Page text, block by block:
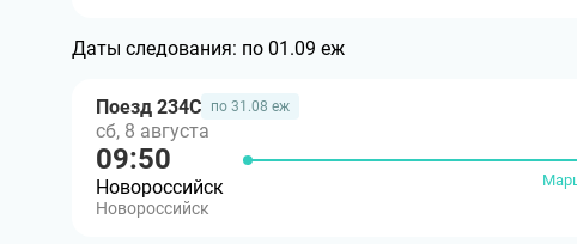
Даты следования: по 01.09 еж
Поезд 234С по 31.08 еж
сб, 8 августа
09:50
Новороссийск
Новороссийск